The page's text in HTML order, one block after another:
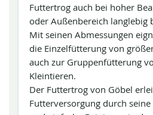
Futtertrog auch bei hoher
oder Außenbereich langlebig
Mit seinen Abmessungen
die Einzelfütterung von
auch zur Gruppenfütterung
Kleintieren.
Der Futtertrog von Göbel
Futterversorgung durch